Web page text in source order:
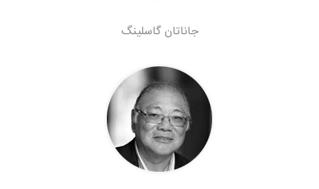
جاناتان گاسلینگ